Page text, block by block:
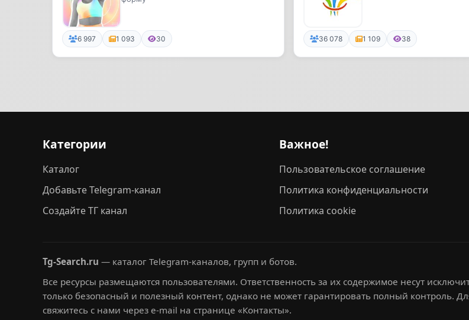
6 997 1 093 30 36 078 1 109 38
Категории
Каталог
Добавьте Telegram-канал
Создайте ТГ канал
Важное!
Пользовательское соглашение
Политика конфиденциальности
Политика cookie
Tg-Search.ru — каталог Telegram-каналов, групп и ботов.
Все ресурсы размещаются пользователями. Ответственность за их содержимое несут
только безопасный и полезный контент, однако не может гарантировать полный контроль.
свяжитесь с нами через e-mail на странице «Контакты».